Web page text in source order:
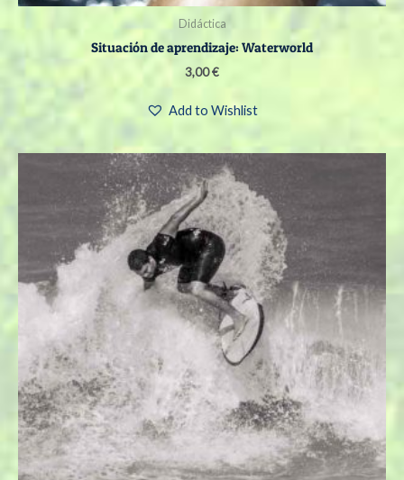
Didáctica
Situación de aprendizaje: Waterworld
3,00€
Add to Wishlist